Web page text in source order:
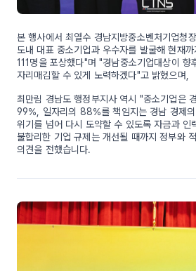
본 행사에서 최열수 경남지방중소벤처기업청
도내 대표 중소기업과 우수자를 발굴해 현재
111명을 포상했다"며 "경남중소기업대상이 향
자리매김할 수 있게 노력하겠다"고 밝혔으며,
최만림 경남도 행정부지사 역시 "중소기업은
99%, 일자리의 88%를 책임지는 경남 경제
위기를 넘어 다시 도약할 수 있도록 자금과 인
불합리한 기업 규제는 개선될 때까지 정부와
의견을 전했습니다.